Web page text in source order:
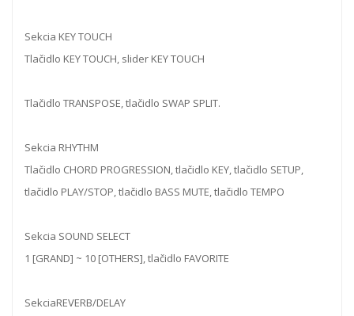
Sekcia KEY TOUCH
Tlačidlo KEY TOUCH, slider KEY TOUCH
Tlačidlo TRANSPOSE, tlačidlo SWAP SPLIT.
Sekcia RHYTHM
Tlačidlo CHORD PROGRESSION, tlačidlo KEY, tlačidlo SETUP,
tlačidlo PLAY/STOP, tlačidlo BASS MUTE, tlačidlo TEMPO
Sekcia SOUND SELECT
1 [GRAND] ~ 10 [OTHERS], tlačidlo FAVORITE
SekciaREVERB/DELAY